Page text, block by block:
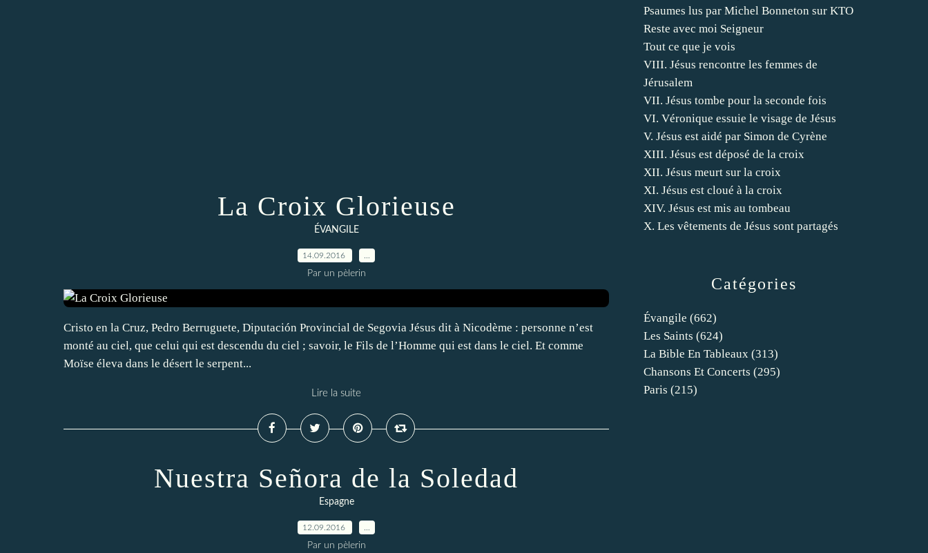
La Croix Glorieuse
ÉVANGILE
14.09.2016
Par un pèlerin
Cristo en la Cruz, Pedro Berruguete, Diputación Provincial de Segovia Jésus dit à Nicodème : personne n’est
monté au ciel, que celui qui est descendu du ciel ; savoir, le Fils de l’Homme qui est dans le ciel. Et comme
Moïse éleva dans le désert le serpent...
Lire la suite
Nuestra Señora de la Soledad
Espagne
12.09.2016
Par un pèlerin
Catégories
Évangile (662)
Les Saints (624)
La Bible En Tableaux (313)
Chansons Et Concerts (295)
Paris (215)
Psaumes lus par Michel Bonneton sur KTO
Reste avec moi Seigneur
Tout ce que je vois
VIII. Jésus rencontre les femmes de
Jérusalem
VII. Jésus tombe pour la seconde fois
VI. Véronique essuie le visage de Jésus
V. Jésus est aidé par Simon de Cyrène
XIII. Jésus est déposé de la croix
XII. Jésus meurt sur la croix
XI. Jésus est cloué à la croix
XIV. Jésus est mis au tombeau
X. Les vêtements de Jésus sont partagés